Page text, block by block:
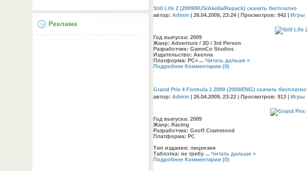
Реклама
Still Life 2 (2009/RUS/Akella/Repack) скачать бесплатно
автор:Admin | 26.04.2009, 23:24 | Просмотров: 942 | Игры
Год выпуска: 2009
Жанр: Adventure / 3D / 3rd Person
Разработчик: GameCo Studios
Издательство: Акелла
Платформа: PC<...Читать дальше »
Подробнее Комментарии (0)
Grand Prix 4 Formula 1 2009 (2009/ENG) скачать бесплатно
автор:Admin | 26.04.2009, 23:22 | Просмотров: 913 |Игры
Год выпуска: 2009
Жанр: Racing
Разработчик: Geoff Crammond
Платформа: PC
Тип издания: лицензия
Таблэтка: не требу...Читать дальше »
Подробнее Комментарии (0)